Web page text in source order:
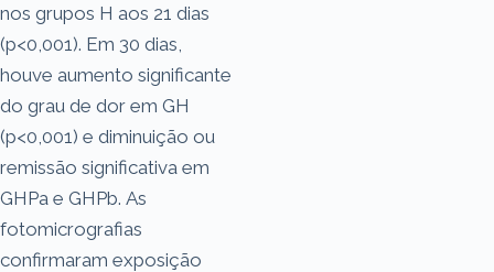
nos grupos H aos 21 dias
(p<0,001). Em 30 dias,
houve aumento significante
do grau de dor em GH
(p<0,001) e diminuição ou
remissão significativa em
GHPa e GHPb. As
fotomicrografias
confirmaram exposição